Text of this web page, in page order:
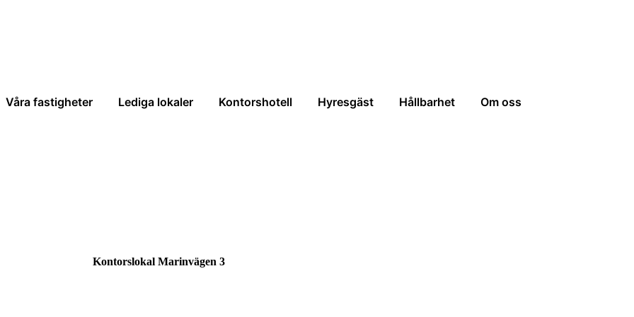
Våra fastigheter Lediga lokaler Kontorshotell Hyresgäst Hållbarhet Om oss
Kontorslokal Marinvägen 3